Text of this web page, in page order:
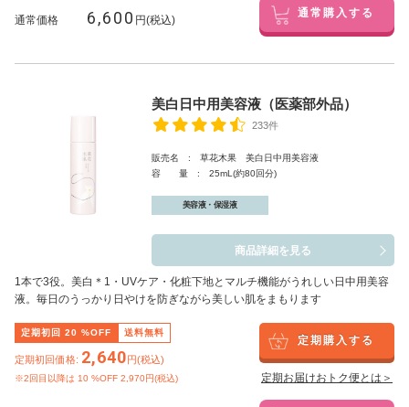
通常価格 6,600 円(税込) 通常購入する
美白日中用美容液（医薬部外品）
233件
販売名 : 草花木果 美白日中用美容液
容 量 : 25mL(約80回分)
美容液・保湿液
商品詳細を見る
1本で3役。美白 ＊1 ・UVケア・化粧下地とマルチ機能がうれしい日中用美容
液。毎日のうっかり日やけを防ぎながら美しい肌をまもります
定期初回 20 %OFF 送料無料
定期初回価格: 2,640円(税込)
※2回目以降は 10 %OFF 2,970円(税込)
定期購入する
定期お届けおトク便とは＞